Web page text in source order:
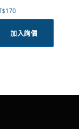
170
加入詢價